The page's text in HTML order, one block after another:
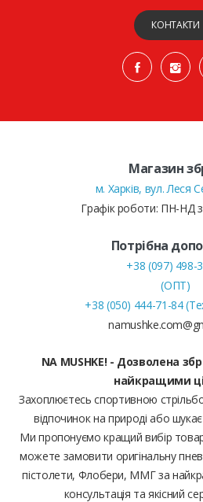
КОНТАКТИ
Магазин
м. Харків, вул. Леся
Графік роботи: ПН-НД
Потрібна
+38 (097) 498-
(ОПТ)
+38 (050) 444-71-84
NA MUSHKE! - Дозволена
найкращими
Захоплюєтесь спортивною
відпочинок на природі або
Ми пропонуємо кращий вибір
можете замовити оригінальну
пістолети, Флобери, ММГ за
консультація та якісний